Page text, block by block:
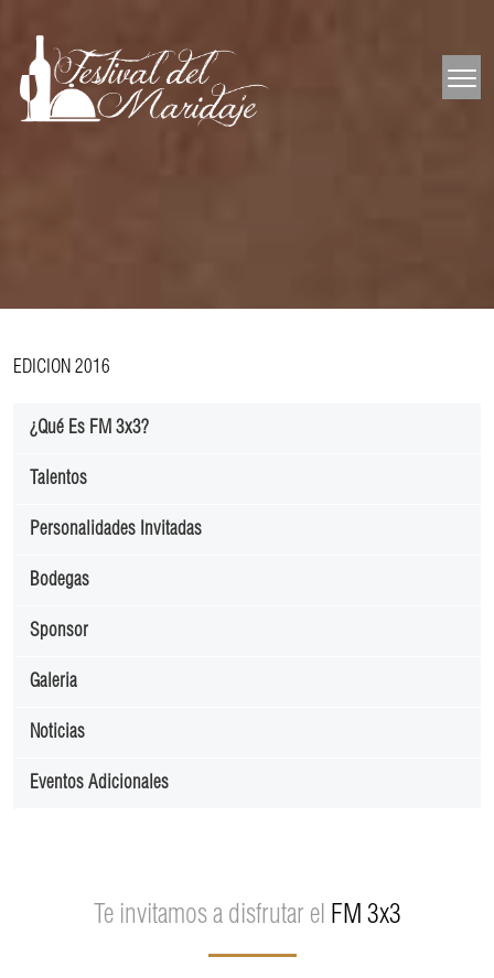
EDICION 2016
¿Qué Es FM 3x3?
Talentos
Personalidades Invitadas
Bodegas
Sponsor
Galeria
Noticias
Eventos Adicionales
Te invitamos a disfrutar el FM 3x3